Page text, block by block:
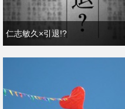
仁志敏久×引退!?